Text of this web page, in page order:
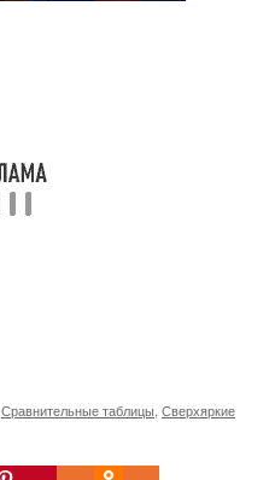
Сравнительные таблицы Сверхяркие